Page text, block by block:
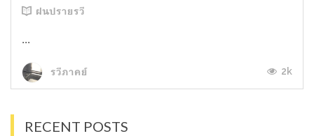
ฝนปรายรวี
...
รวีภาคย์ 2k
RECENT POSTS